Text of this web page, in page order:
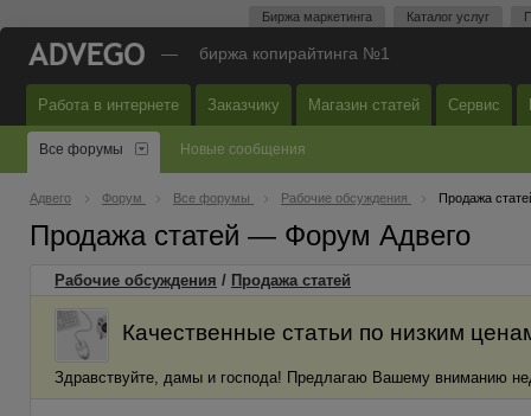
Биржа маркетинга Каталог услуг
— биржа копирайтинга №1
Работа в интернете Заказчику Магазин статей Сервис
Все форумы Новые сообщения
Адвего Форум Все форумы Рабочие обсуждения Продажа
Продажа статей — Форум Адвего
Рабочие обсуждения / Продажа статей
Качественные статьи по низким
Здравствуйте, дамы и господа! Предлагаю Вашему вниманию